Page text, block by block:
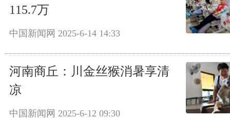
115.7万
中国新闻网 2025-6-14 14:33
河南商丘：川金丝猴消暑享清
凉
中国新闻网 2025-6-12 09:30